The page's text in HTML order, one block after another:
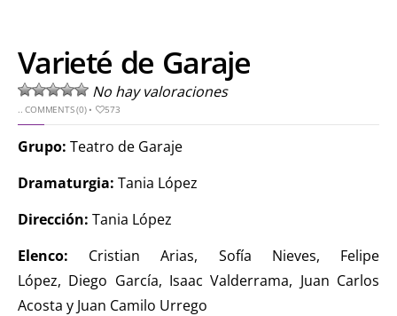
Varieté de Garaje
No hay valoraciones
..COMMENTS (0)• 573
Grupo: Teatro de Garaje
Dramaturgia: Tania López
Dirección: Tania López
Elenco: Cristian Arias, Sofía Nieves, Felipe
López, Diego García, Isaac Valderrama, Juan Carlos
Acosta y Juan Camilo Urrego